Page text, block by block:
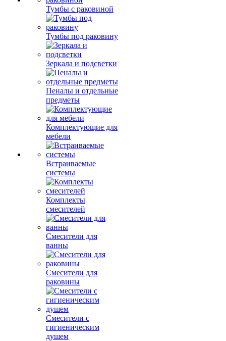
Тумбы с раковиной
Тумбы под раковину
Зеркала и подсветки
Пеналы и отдельные
предметы
Комплектующие для
мебели
Встраиваемые
системы
Комплекты
смесителей
Смесители для
ванны
Смесители для
раковины
Смесители с
гигиеническим
душем